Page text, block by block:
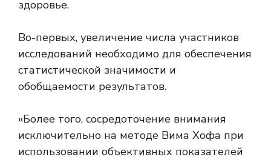
здоровье.
Во-первых, увеличение числа участников
исследований необходимо для обеспечения
статистической значимости и
обобщаемости результатов.
«Более того, сосредоточение внимания
исключительно на методе Вима Хофа при
использовании объективных показателей